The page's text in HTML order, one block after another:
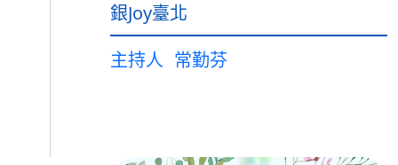
銀Joy臺北
主持人 常勤芬